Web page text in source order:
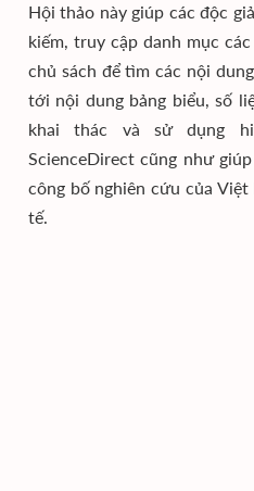
Hội thảo này giúp các độc
kiếm, truy cập danh mục
chủ sách để tìm các nội
tới nội dung bảng biểu, số
khai thác và sử dụng
ScienceDirect cũng như
công bố nghiên cứu của
tế.